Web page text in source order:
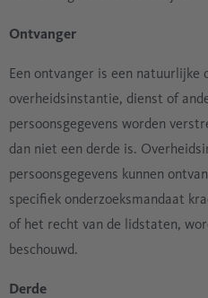
Ontvanger
Een ontvanger is een natuurlijke
overheidsinstantie, dienst of
persoonsgegevens worden
dan niet een derde is.
persoonsgegevens kunnen
specifiek onderzoeksmandaat
of het recht van de lidstaten,
beschouwd.
Derde